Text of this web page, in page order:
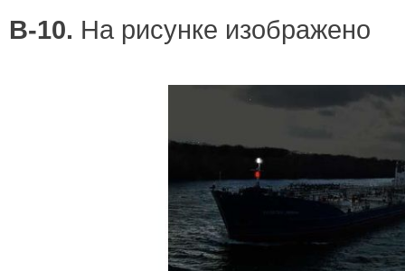
В-10. На рисунке изображено